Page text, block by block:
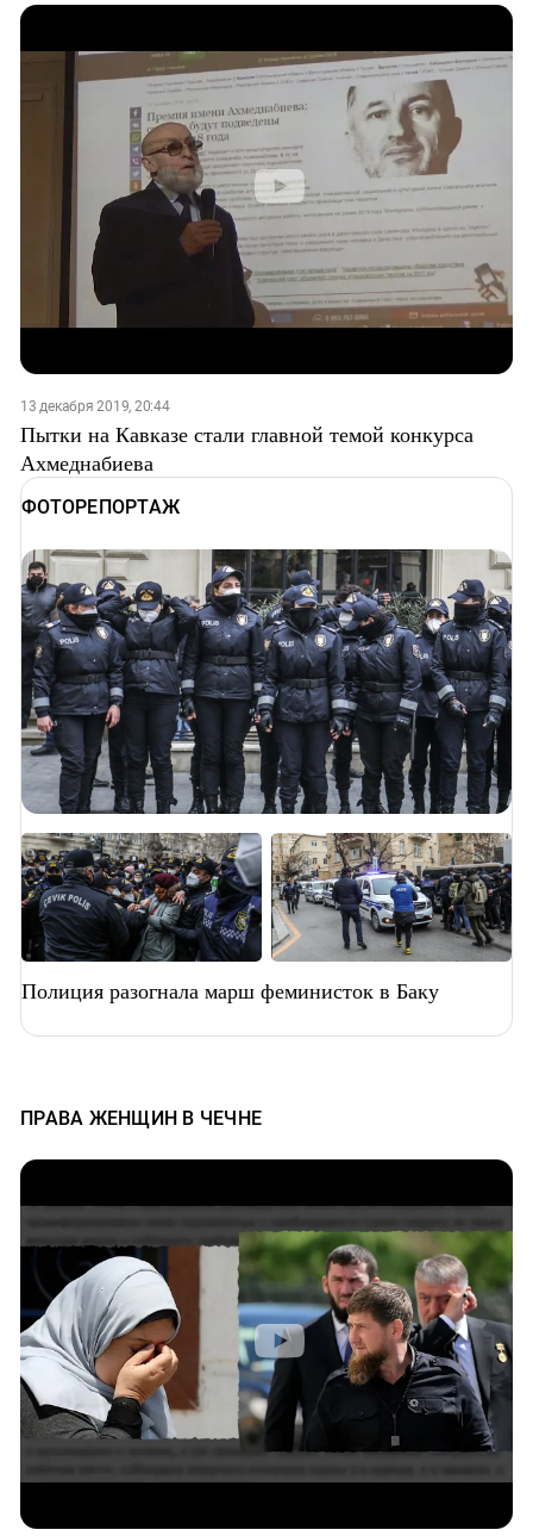
13 декабря 2019, 20:44
Пытки на Кавказе стали главной темой конкурса
Ахмеднабиева
ФОТОРЕПОРТАЖ
Полиция разогнала марш феминисток в Баку
ПРАВА ЖЕНЩИН В ЧЕЧНЕ